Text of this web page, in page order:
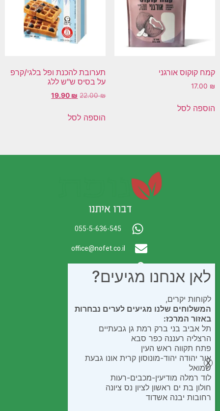
קמח קוקוס אורגני
17.00 ₪
הוספה לסל
תערובת להכנת ופל בלגי/קרפ
על בסיס ש"ש ללג
22.00₪
19.90 ₪
הוספה לסל
דברו איתנו
055-5-636-545
office@nofet.co.il
לאן אנחנו מגיעים?
לקוחות יקרים,
המשלוחים שלנו מגיעים לערים נבחרות
באזור המרכז:
תל אביב בני ברק רמת גן גבעתיים
הרצליה רעננה כפר סבא
פתח תקווה ראש העין
אור יהודה יהוד-מונוסון קרית אונו גבעת
שמואל
לוד רמלה מודיעין-מכבים-רעות
חולון בת ים ראשון לציון נס ציונה
רחובות יבנה אשדוד